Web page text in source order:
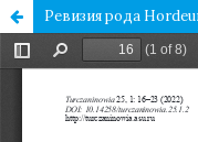
Ревизия рода